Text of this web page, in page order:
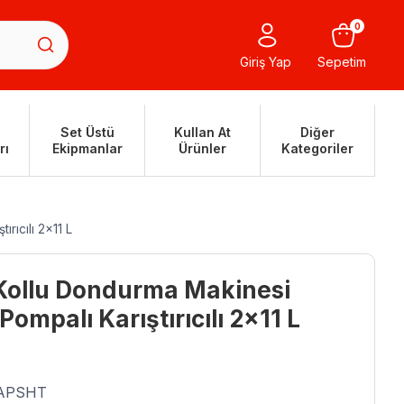
Giriş Yap Sepetim
0
Set Üstü
Ekipmanlar
Kullan At
Ürünler
Diğer
Kategoriler
2×11 L
Dondurma Makinesi
Karıştırıcılı 2×11 L